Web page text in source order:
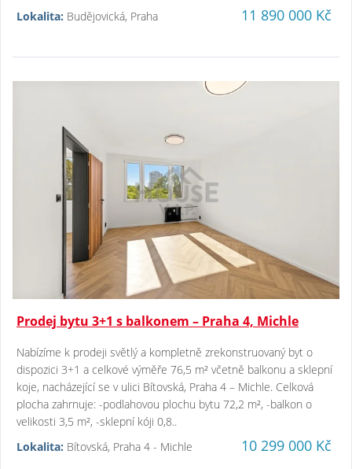
Lokalita: Budějovická, Praha 11 890 000 Kč
Prodej bytu 3+1 s balkonem – Praha 4, Michle
Nabízíme k prodeji světlý a kompletně zrekonstruovaný byt o
dispozici 3+1 a celkové výměře 76,5 m² včetně balkonu a sklepní
koje, nacházející se v ulici Bítovská, Praha 4 – Michle. Celková
plocha zahrnuje: -podlahovou plochu bytu 72,2 m², -balkon o
velikosti 3,5 m², -sklepní kóji 0,8..
Lokalita: Bítovská, Praha 4 - Michle 10 299 000 Kč